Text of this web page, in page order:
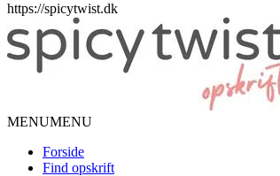
https://spicytwist.dk
MENUMENU
Forside
Find opskrift